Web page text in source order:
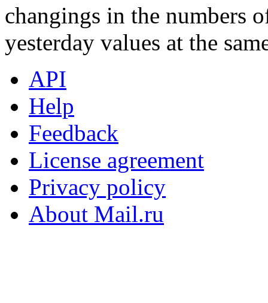
changings in the numbers
yesterday values at the
API
Help
Feedback
License agreement
Privacy policy
About Mail.ru